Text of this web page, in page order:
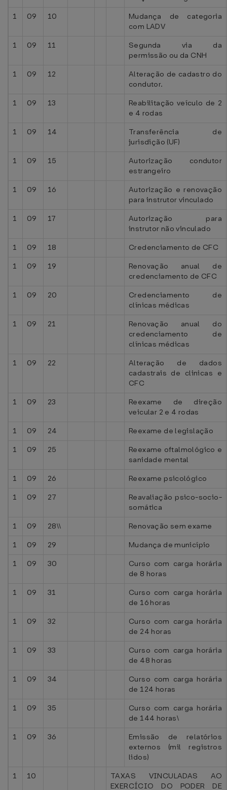
1
09 10
Mudança de categoria
com LADV
1
09 11
Segunda via da
permissão ou da CNH
1
09 12
Alteração de cadastro do
condutor.
1
09 13
Reabilitação veículo de 2
e 4 rodas
1
09 14
Transferência de
jurisdição (UF)
1
09 15
Autorização condutor
estrangeiro
1
09 16
Autorização e renovação
para instrutor vinculado
1
09 17
Autorização para
instrutor não vinculado
1
09 18
Credenciamento de CFC
1
09 19
Renovação anual de
credenciamento de CFC
1
09 20
Credenciamento de
clínicas médicas
1
09 21
Renovação anual do
credenciamento de
clínicas médicas
1
09 22
Alteração de dados
cadastrais de clinicas e
CFC
1
09 23
Reexame de direção
veicular 2 e 4 rodas
1
09 24
Reexame de legislação
1
09 25
Reexame oftalmológico e
sanidade mental
1
09 26
Reexame psicológico
1
09 27
Reavaliação psico-socio-
somática
1
09 28\\
Renovação sem exame
1
09 29
Mudança de município
1
09 30
Curso com carga horária
de 8 horas
1
09 31
Curso com carga horária
de 16 horas
1
09 32
Curso com carga horária
de 24 horas
1
09 33
Curso com carga horária
de 48 horas
1
09 34
Curso com carga horária
de 124 horas
1
09 35
Curso com carga horária
de 144 horas\
1
09 36
Emissão de relatórios
externos (mil registros
lidos)
1
10
TAXAS VINCULADAS AO
EXERCÍCIO DO PODER DE